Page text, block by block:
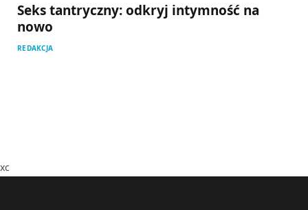
Seks tantryczny: odkryj intymność na
nowo
REDAKCJA
xc